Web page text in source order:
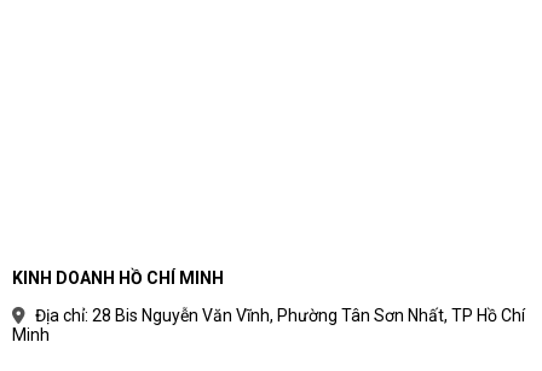
KINH DOANH HỒ CHÍ MINH
Địa chỉ: 28 Bis Nguyễn Văn Vĩnh, Phường Tân Sơn Nhất, TP Hồ Chí
Minh